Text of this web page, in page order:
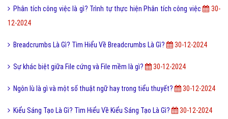
Phân tích công việc là gì? Trình tự thực hiện Phân tích công việc
30-
12-2024
Breadcrumbs Là Gì? Tìm Hiểu Về Breadcrumbs Là Gì? 30-12-2024
Sự khác biệt giữa File cứng và File mềm là gì? 30-12-2024
Ngôn lù là gì và một số thuật ngữ hay trong tiểu thuyết? 30-12-2024
Kiểu Sáng Tạo Là Gì? Tìm Hiểu Về Kiểu Sáng Tạo Là Gì? 30-12-2024